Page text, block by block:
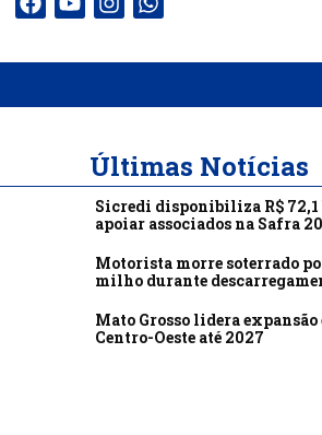
Últimas Notícias
Sicredi disponibiliza R$
apoiar associados na Safra
Motorista morre soterrado
milho durante
Mato Grosso lidera
Centro-Oeste até 2027